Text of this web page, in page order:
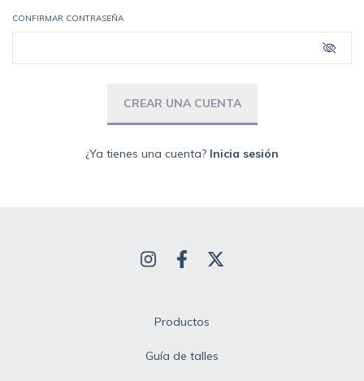
CONFIRMAR CONTRASEÑA
¿Ya tienes una cuenta? Inicia sesión
Productos
Guía de talles